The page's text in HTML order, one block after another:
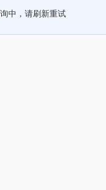
中，请刷新重试